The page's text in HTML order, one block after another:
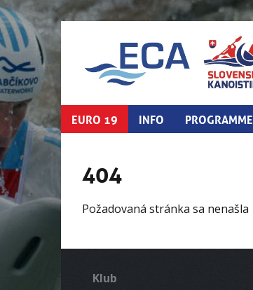
EURO 19 INFO PROGRAMME
404
Požadovaná stránka sa nenašla
Klub